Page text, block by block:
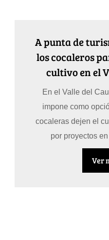
A punta de
los cocaleros
cultivo en el
En el Valle del
impone como
cocaleras dejen el
por proyectos
Ver